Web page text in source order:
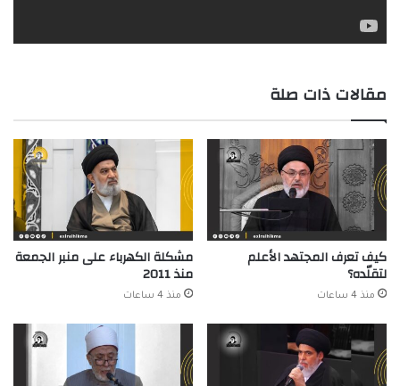
مقالات ذات صلة
كيف تعرف المجتهد الأعلم
لتقلّده؟
منذ 4 ساعات
مشكلة الكهرباء على منبر الجمعة
منذ 2011
منذ 4 ساعات